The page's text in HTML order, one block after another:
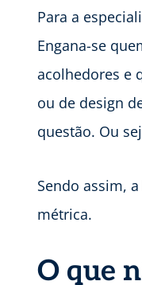
Para a
Engana-se
acolhedores e
ou de design
questão. Ou
Sendo assim,
métrica.
O que